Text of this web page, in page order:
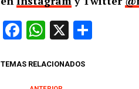
Facebook
WhatsApp
X
TEMAS RELACIONADOS